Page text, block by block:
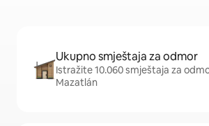
Ukupno smještaja za odmor
Istražite 10.060 smještaja za
Mazatlán